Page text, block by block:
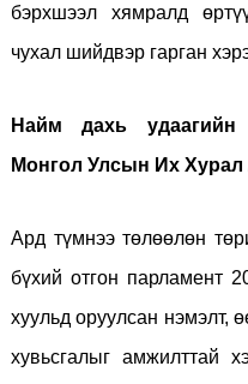
бэрхшээл хямралд
чухал шийдвэр гарган
Найм дахь удаагийн
Монгол Улсын Их Хурал
Ард түмнээ төлөөлөн
бүхий отгон парламент
хуульд оруулсан нэмэлт,
хувьсгалыг амжилттай